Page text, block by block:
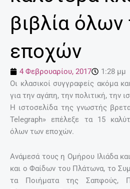
βιβλία
εποχών
4 Φεβρουαρίου, 2017
1:28 μμ
Οι κλασικοί συγγραφείς ακόμα
για την αγάπη, την πολιτική, την
Η ιστοσελίδα της γνωστής
Telegraph» επέλεξε τα 15
όλων των εποχών.
Ανάμεσά τους η Ομήρου Ιλιάδα
και ο Φαίδων του Πλάτωνα, το
τα Ποιήματα της Σαπφούς,